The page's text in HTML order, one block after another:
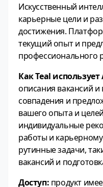
Искусственный
карьерные цели и
достижения.
текущий опыт и
профессионального
Как Teal
описания вакансий
совпадения и
вашего опыта и
индивидуальные
работы и карьерному
рутинные задачи,
вакансий и
Доступ: продукт